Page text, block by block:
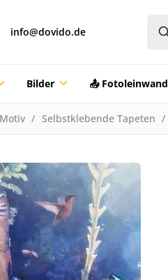
info@dovido.de
Bilder 📤 Fotoleinwand
Selbstklebende Tapeten